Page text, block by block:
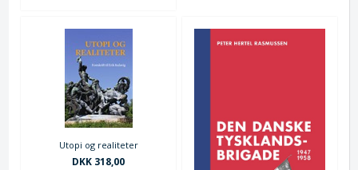
Utopi og realiteter
DKK 318,00